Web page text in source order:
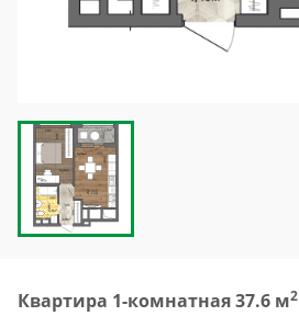
Квартира 1-комнатная 37.6 м2